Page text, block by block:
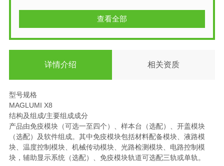
查看全部
详情介绍 相关资质
型号规格
MAGLUMI X8
结构及组成/主要组成成分
产品由免疫模块（可选一至四个）、样本台（选配）、开盖模块
（选配）及软件组成。其中免疫模块包括材料配备模块、液路模
块、温度控制模块、机械传动模块、光路检测模块、电路控制模
块，辅助显示系统（选配）、免疫模块轨道可选配三轨或单轨。